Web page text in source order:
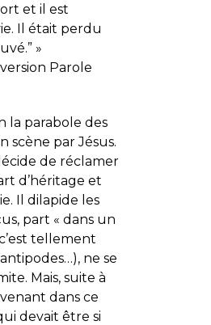
et il est
Il était perdu
»
version Parole
la parabole des
scène par Jésus.
de réclamer
d’héritage et
Il dilapide les
part « dans un
tellement
ne se
Mais, suite à
dans ce
devait être si